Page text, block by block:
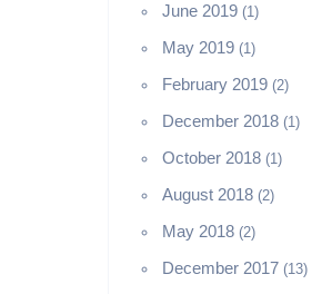
June 2019 (1)
May 2019 (1)
February 2019 (2)
December 2018 (1)
October 2018 (1)
August 2018 (2)
May 2018 (2)
December 2017 (13)